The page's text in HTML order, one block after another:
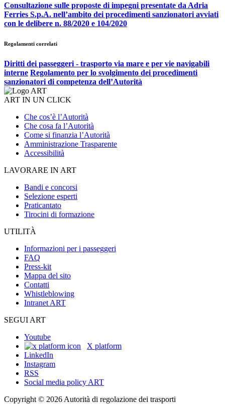
Consultazione sulle proposte di impegni presentate da Adria
Ferries S.p.A. nell’ambito dei procedimenti sanzionatori avviati
con le delibere n. 88/2020 e 104/2020
Regolamenti correlati
Diritti dei passeggeri - trasporto via mare e per vie navigabili
interne Regolamento per lo svolgimento dei procedimenti
sanzionatori di competenza dell’Autorità
ART IN UN CLICK
Che cos’è l’Autorità
Che cosa fa l’Autorità
Come si finanzia l’Autorità
Amministrazione Trasparente
Accessibilità
LAVORARE IN ART
Bandi e concorsi
Selezione esperti
Praticantato
Tirocini di formazione
UTILITÀ
Informazioni per i passeggeri
FAQ
Press-kit
Mappa del sito
Contatti
Whistleblowing
Intranet ART
SEGUI ART
Youtube
X platform
LinkedIn
Instagram
RSS
Social media policy ART
Copyright © 2026 Autorità di regolazione dei trasporti